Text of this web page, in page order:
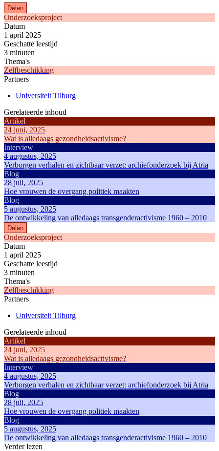
Delen
Onderzoeksproject
Datum
1 april 2025
Geschatte leestijd
3 minuten
Thema's
Zelfbeschikking
Partners
Universiteit Tilburg
Gerelateerde inhoud
Artikel
24 juni, 2025
Wat is alledaags gezondheidsactivisme?
Interview
4 augustus, 2025
Verborgen verhalen en zichtbaar verzet: archiefonderzoek bij Atria
Blog
28 juli, 2025
Hoe vrouwen de overgang politiek maakten
Blog
5 augustus, 2025
De ontwikkeling van alledaags transgenderactivisme 1960 – 2010
Delen
Onderzoeksproject
Datum
1 april 2025
Geschatte leestijd
3 minuten
Thema's
Zelfbeschikking
Partners
Universiteit Tilburg
Gerelateerde inhoud
Artikel
24 juni, 2025
Wat is alledaags gezondheidsactivisme?
Interview
4 augustus, 2025
Verborgen verhalen en zichtbaar verzet: archiefonderzoek bij Atria
Blog
28 juli, 2025
Hoe vrouwen de overgang politiek maakten
Blog
5 augustus, 2025
De ontwikkeling van alledaags transgenderactivisme 1960 – 2010
Verder lezen